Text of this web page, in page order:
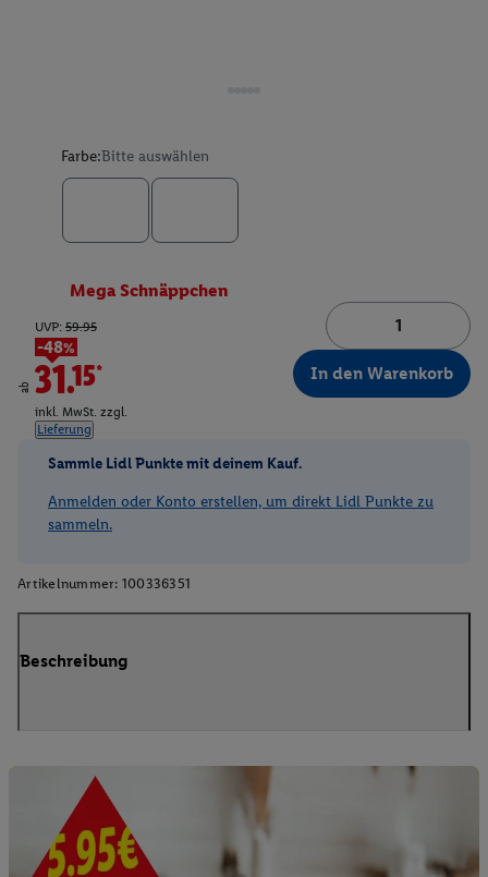
Farbe:Bitte auswählen
Mega Schnäppchen
ab
UVP: 59.95
-48%
31.15*
inkl. MwSt. zzgl.
Lieferung
In den Warenkorb
Sammle Lidl Punkte mit deinem Kauf.
Anmelden oder Konto erstellen, um direkt Lidl Punkte zu
sammeln.
Artikelnummer: 100336351
Beschreibung